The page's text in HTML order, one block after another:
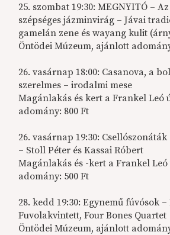
25. szombat 19:30: MEGNYITÓ –
szépséges jázminvirág – Jávai
gamelán zene és wayang kulit
Öntödei Múzeum, ajánlott
26. vasárnap 18:00: Casanova, a
szerelmes – irodalmi mese
Magánlakás és kert a Frankel Leó
adomány: 800 Ft
26. vasárnap 19:30:
– Stoll Péter és Kassai Róbert
Magánlakás és -kert a Frankel
adomány: 500 Ft
28. kedd 19:30: Egynemű fúvósok
Fuvolakvintett, Four Bones Quartet
Öntödei Múzeum, ajánlott